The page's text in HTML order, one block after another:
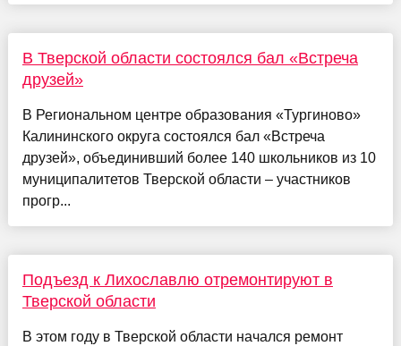
В Тверской области состоялся бал «Встреча
друзей»
В Региональном центре образования «Тургиново»
Калининского округа состоялся бал «Встреча
друзей», объединивший более 140 школьников из 10
муниципалитетов Тверской области – участников
прогр...
Подъезд к Лихославлю отремонтируют в
Тверской области
В этом году в Тверской области начался ремонт